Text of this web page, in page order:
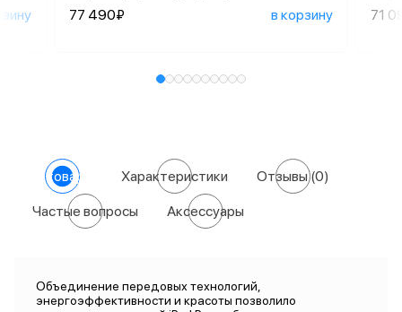
77 490₽
в корзину
71
О товаре Характеристики Отзывы(0)
Частые вопросы Аксессуары
Объединение передовых технологий,
энергоэффективности и красоты позволило